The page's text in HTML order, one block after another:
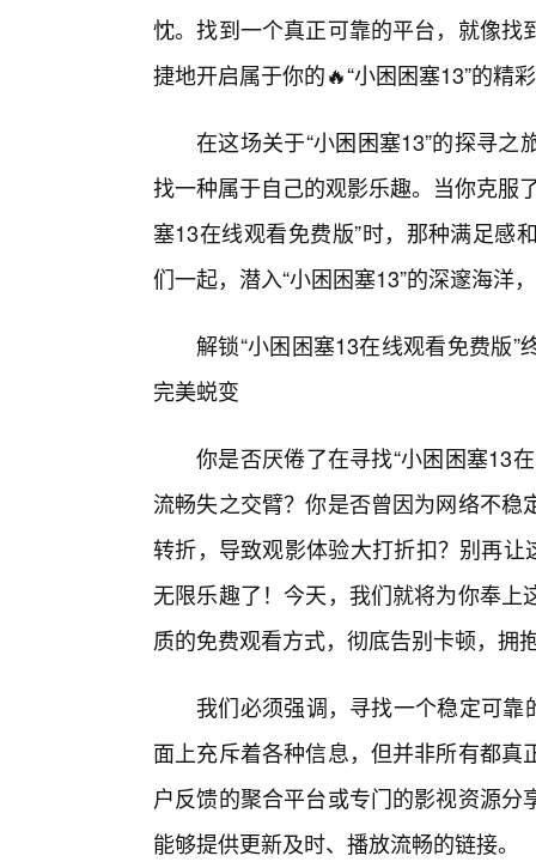
忱。找到一个真正可靠的平台，就像
捷地开启属于你的🔥“小困困塞13”的精
在这场关于“小困困塞13”的探寻
找一种属于自己的观影乐趣。当你克服
塞13在线观看免费版”时，那种满足感
们一起，潜入“小困困塞13”的深邃海洋
解锁“小困困塞13在线观看免费版
完美蜕变
你是否厌倦了在寻找“小困困塞13
流畅失之交臂？你是否曾因为网络不
转折，导致观影体验大打折扣？别再让
无限乐趣了！今天，我们就将为你奉
质的免费观看方式，彻底告别卡顿，拥
我们必须强调，寻找一个稳定可靠
面上充斥着各种信息，但并非所有都
户反馈的聚合平台或专门的影视资源
能够提供更新及时、播放流畅的链接。